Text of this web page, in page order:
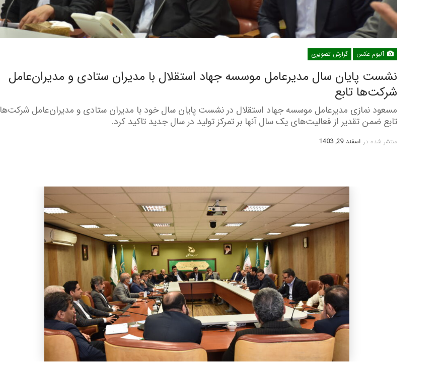
آلبوم عکس گزارش تصویری
نشست پایان سال مدیرعامل موسسه جهاد استقلال با مدیران ستادی و مدیران‌عامل
شرکت‌‌ها تابع
مسعود نمازی مدیرعامل موسسه جهاد استقلال در نشست پایان سال خود با مدیران ستادی و مدیران‌عامل شرکت‌‌ها
تابع ضمن تقدیر از فعالیت‌های یک سال آنها بر تمرکز تولید در سال جدید تاکید کرد.
منتشر شده در اسفند 29, 1403